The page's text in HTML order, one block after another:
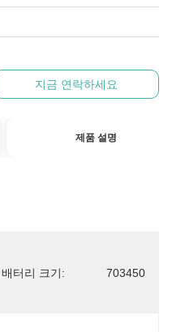
지금 연락하세요
제품 설명
배터리 크기: 703450